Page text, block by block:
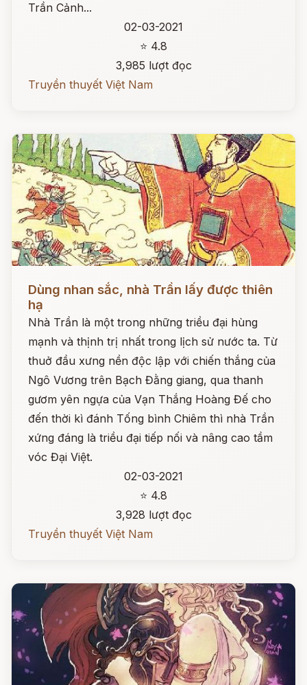
Trần Cảnh...
02-03-2021
⭐ 4.8
3,985 lượt đọc
Truyền thuyết Việt Nam
Dùng nhan sắc, nhà Trần lấy được thiên
hạ
Nhà Trần là một trong những triều đại hùng
mạnh và thịnh trị nhất trong lịch sử nước ta. Từ
thuở đầu xưng nền độc lập với chiến thắng của
Ngô Vương trên Bạch Đằng giang, qua thanh
gươm yên ngựa của Vạn Thắng Hoàng Đế cho
đến thời kì đánh Tống bình Chiêm thì nhà Trần
xứng đáng là triều đại tiếp nối và nâng cao tầm
vóc Đại Việt.
02-03-2021
⭐ 4.8
3,928 lượt đọc
Truyền thuyết Việt Nam